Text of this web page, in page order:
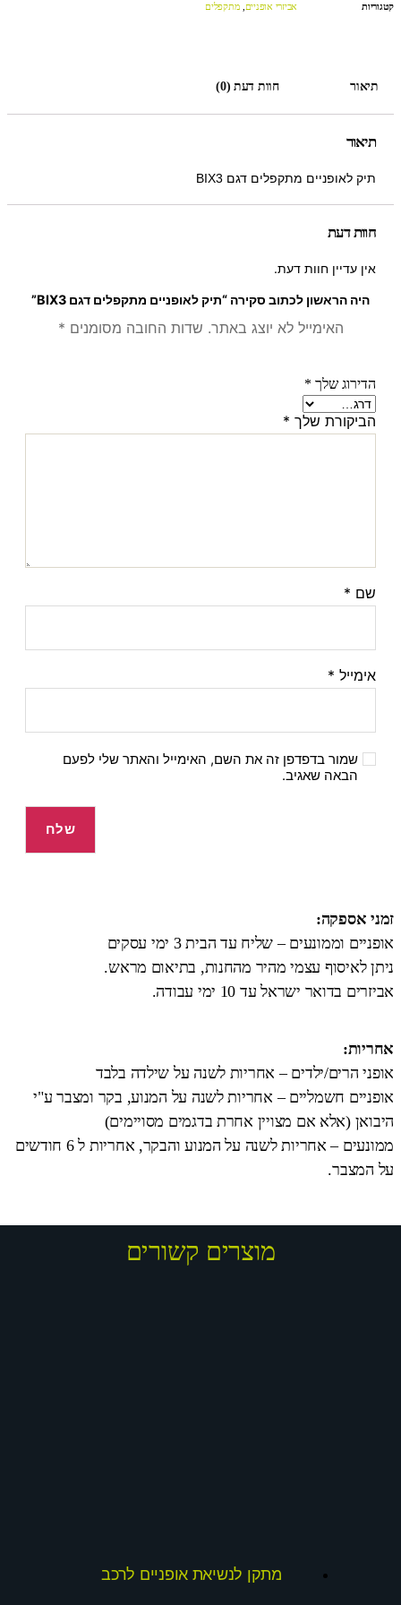
קטגוריות אביזרי אופניים מתקפלים
תיאור חוות דעת (0)
תיאור
תיק לאופניים מתקפלים דגם BIX3
חוות דעת
אין עדיין חוות דעת.
היה הראשון לכתוב סקירה “תיק לאופניים מתקפלים דגם BIX3”
האימייל לא יוצג באתר. שדות החובה מסומנים *
הדירוג שלך *
הביקורת שלך *
שם *
אימייל *
שמור בדפדפן זה את השם, האימייל והאתר שלי לפעם
הבאה שאגיב.
זמני אספקה:
אופניים וממונעים – שליח עד הבית 3 ימי עסקים
ניתן לאיסוף עצמי מהיר מהחנות, בתיאום מראש.
אביזרים בדואר ישראל עד 10 ימי עבודה.
אחריות:
אופני הרים/ילדים – אחריות לשנה על שילדה בלבד
אופניים חשמליים – אחריות לשנה על המנוע, בקר ומצבר ע"י
היבואן (אלא אם מצויין אחרת בדגמים מסויימים)
ממונעים – אחריות לשנה על המנוע והבקר, אחריות ל 6 חודשים
על המצבר.
מוצרים קשורים
מתקן לנשיאת אופניים לרכב